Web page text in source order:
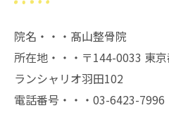
院名・・・髙山整骨院
所在地・・・〒144-0033 東
ランシャリオ羽田102
電話番号・・・03-6423-7996